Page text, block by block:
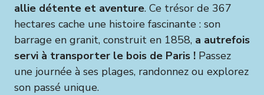
allie détente et aventure. Ce trésor de 367
hectares cache une histoire fascinante : son
barrage en granit, construit en 1858, a autrefois
servi à transporter le bois de Paris ! Passez
une journée à ses plages, randonnez ou explorez
son passé unique.